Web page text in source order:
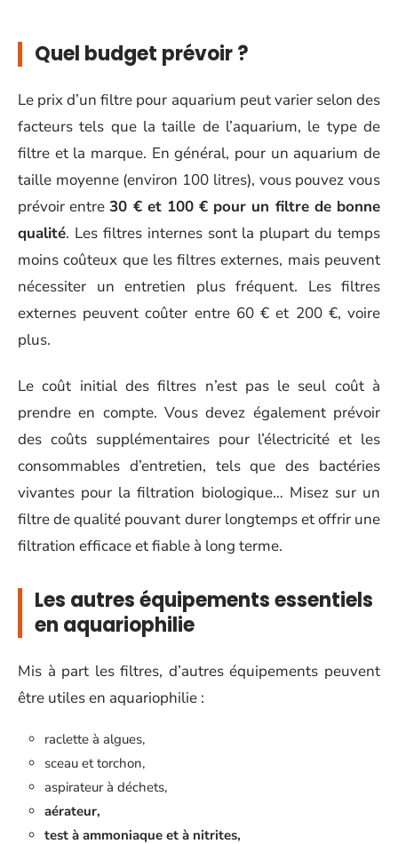
Quel budget prévoir ?
Le prix d’un filtre pour aquarium peut varier selon des
facteurs tels que la taille de l’aquarium, le type de
filtre et la marque. En général, pour un aquarium de
taille moyenne (environ 100 litres), vous pouvez vous
prévoir entre30 € et 100 € pour un filtre de bonne
qualité. Les filtres internes sont la plupart du temps
moins coûteux que les filtres externes, mais peuvent
nécessiter un entretien plus fréquent. Les filtres
externes peuvent coûter entre 60 € et 200 €, voire
plus.
Le coût initial des filtres n’est pas le seul coût à
prendre en compte. Vous devez également prévoir
des coûts supplémentaires pour l’électricité et les
consommables d’entretien, tels que des bactéries
vivantes pour la filtration biologique… Misez sur un
filtre de qualité pouvant durer longtemps et offrir une
filtration efficace et fiable à long terme.
Les autres équipements essentiels
en aquariophilie
Mis à part les filtres, d’autres équipements peuvent
être utiles en aquariophilie :
raclette à algues,
sceau et torchon,
aspirateur à déchets,
aérateur,
test à ammoniaque et à nitrites,